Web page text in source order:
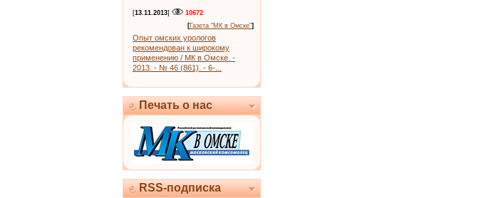
[13.11.2013]
10672
[Газета "МК в Омске"]
Опыт омских урологов
рекомендован к широкому
применению / МК в Омске. -
2013. - № 46 (861). - 6-...
Печать о нас
RSS-подписка